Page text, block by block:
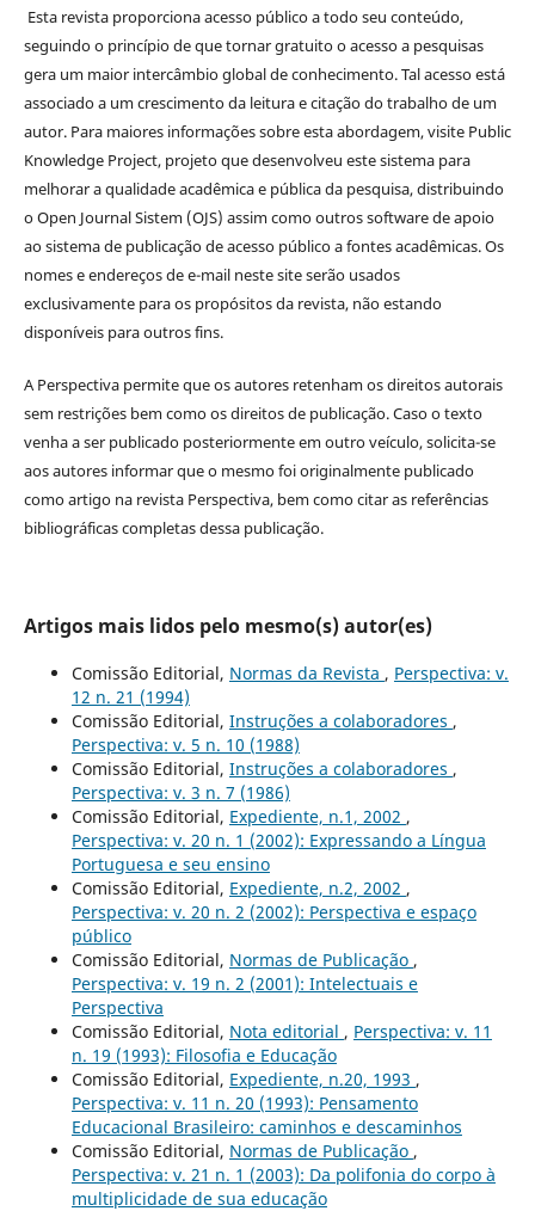
Esta revista proporciona acesso público a todo seu conteúdo,
seguindo o princípio de que tornar gratuito o acesso a pesquisas
gera um maior intercâmbio global de conhecimento. Tal acesso está
associado a um crescimento da leitura e citação do trabalho de um
autor. Para maiores informações sobre esta abordagem, visite Public
Knowledge Project, projeto que desenvolveu este sistema para
melhorar a qualidade acadêmica e pública da pesquisa, distribuindo
o Open Journal Sistem (OJS) assim como outros software de apoio
ao sistema de publicação de acesso público a fontes acadêmicas. Os
nomes e endereços de e-mail neste site serão usados
exclusivamente para os propósitos da revista, não estando
disponíveis para outros fins.
A Perspectiva permite que os autores retenham os direitos autorais
sem restrições bem como os direitos de publicação. Caso o texto
venha a ser publicado posteriormente em outro veículo, solicita-se
aos autores informar que o mesmo foi originalmente publicado
como artigo na revista Perspectiva, bem como citar as referências
bibliográficas completas dessa publicação.
Artigos mais lidos pelo mesmo(s) autor(es)
Comissão Editorial, Normas da Revista , Perspectiva: v.
12 n. 21 (1994)
Comissão Editorial, Instruções a colaboradores ,
Perspectiva: v. 5 n. 10 (1988)
Comissão Editorial, Instruções a colaboradores ,
Perspectiva: v. 3 n. 7 (1986)
Comissão Editorial, Expediente, n.1, 2002 ,
Perspectiva: v. 20 n. 1 (2002): Expressando a Língua
Portuguesa e seu ensino
Comissão Editorial, Expediente, n.2, 2002 ,
Perspectiva: v. 20 n. 2 (2002): Perspectiva e espaço
público
Comissão Editorial, Normas de Publicação ,
Perspectiva: v. 19 n. 2 (2001): Intelectuais e
Perspectiva
Comissão Editorial, Nota editorial , Perspectiva: v. 11
n. 19 (1993): Filosofia e Educação
Comissão Editorial, Expediente, n.20, 1993 ,
Perspectiva: v. 11 n. 20 (1993): Pensamento
Educacional Brasileiro: caminhos e descaminhos
Comissão Editorial, Normas de Publicação ,
Perspectiva: v. 21 n. 1 (2003): Da polifonia do corpo à
multiplicidade de sua educação